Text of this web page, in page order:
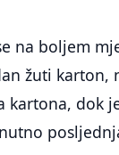
na boljem
žuti karton,
kartona, dok